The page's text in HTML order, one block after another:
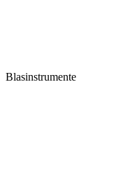
Blasinstrumente